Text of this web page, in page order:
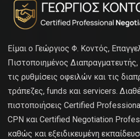
Είμαι ο Γεώργιος Φ. Κοντός,
Πιστοποιημένος Διαπραγματευτής,
τις ρυθμίσεις οφειλών και τις
τράπεζες, funds και servicers.
πιστοποιήσεις Certified
CPN και Certified Negotiation
καθώς και εξειδικευμένη